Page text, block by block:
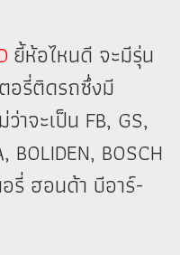
ยี้ห้อไหนดี จะมีรุ่น
อรี่ติดรถซึ่งมี
าจะเป็น FB, GS,
BOSCH
รี่ ฮอนด้า บีอาร์-